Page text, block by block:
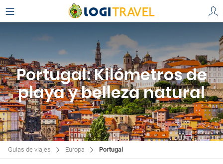
Portugal: Kilómetros de
playa y belleza natural
Guías de viajes Europa Portugal